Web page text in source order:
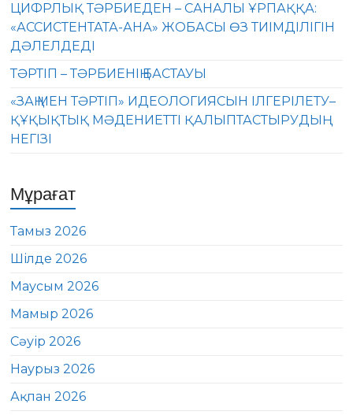
ЦИФРЛЫҚ ТӘРБИЕДЕН – САНАЛЫ ҰРПАҚҚА:
«АССИСТЕНТАТА-АНА» ЖОБАСЫ ӨЗ ТИІМДІЛІГІН
ДӘЛЕЛДЕДІ
ТӘРТІП – ТӘРБИЕНІҢ БАСТАУЫ
«ЗАҢ МЕН ТӘРТІП» ИДЕОЛОГИЯСЫН ІЛГЕРІЛЕТУ–
ҚҰҚЫҚТЫҚ МӘДЕНИЕТТІ ҚАЛЫПТАСТЫРУДЫҢ
НЕГІЗІ
Мұрағат
Тамыз 2026
Шілде 2026
Маусым 2026
Мамыр 2026
Сәуір 2026
Наурыз 2026
Ақпан 2026